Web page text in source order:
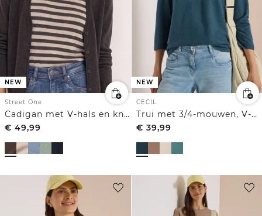
NEW
Street One
Cadigan met V-hals en knoopsluiting
€ 49,99
NEW
CECIL
Trui met 3/4-mouwen, V-hals en gestructureerd voorpand
€ 39,99